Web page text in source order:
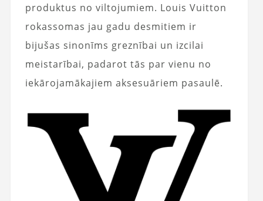
produktus no viltojumiem. Louis Vuitton
rokassomas jau gadu desmitiem ir
bijušas sinonīms greznībai un izcilai
meistarībai, padarot tās par vienu no
iekārojamākajiem aksesuāriem pasaulē.